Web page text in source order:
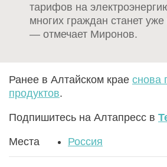
тарифов на
многих граждан станет
— отмечает Миронов.
Ранее в Алтайском крае снова
продуктов.
Подпишитесь на Алтапресс в
Места Россия